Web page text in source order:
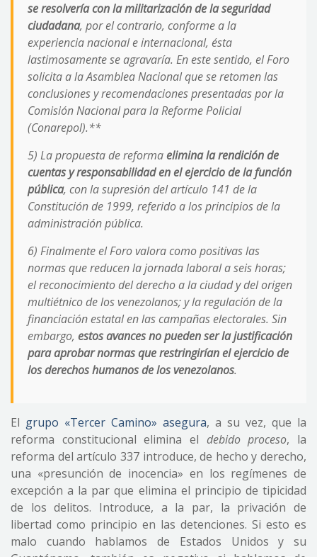
se resolvería con la militarización de la seguridad
ciudadana, por el contrario, conforme a la
experiencia nacional e internacional, ésta
lastimosamente se agravaría. En este sentido, el Foro
solicita a la Asamblea Nacional que se retomen las
conclusiones y recomendaciones presentadas por la
Comisión Nacional para la Reforme Policial
(Conarepol).**
5) La propuesta de reformaelimina la rendición de
cuentas y responsabilidad en el ejercicio de la función
pública, con la supresión del artículo 141 de la
Constitución de 1999, referido a los principios de la
administración pública.
6) Finalmente el Foro valora como positivas las
normas que reducen la jornada laboral a seis horas;
el reconocimiento del derecho a la ciudad y del origen
multiétnico de los venezolanos; y la regulación de la
financiación estatal en las campañas electorales. Sin
embargo, estos avances no pueden ser la justificación
para aprobar normas que restringirían el ejercicio de
los derechos humanos de los venezolanos.
El grupo «Tercer Camino» asegura, a su vez, que la
reforma constitucional elimina el debido proceso, la
reforma del artículo 337 introduce, de hecho y derecho,
una «presunción de inocencia» en los regímenes de
excepción a la par que elimina el principio de tipicidad
de los delitos. Introduce, a la par, la privación de
libertad como principio en las detenciones. Si esto es
malo cuando hablamos de Estados Unidos y su